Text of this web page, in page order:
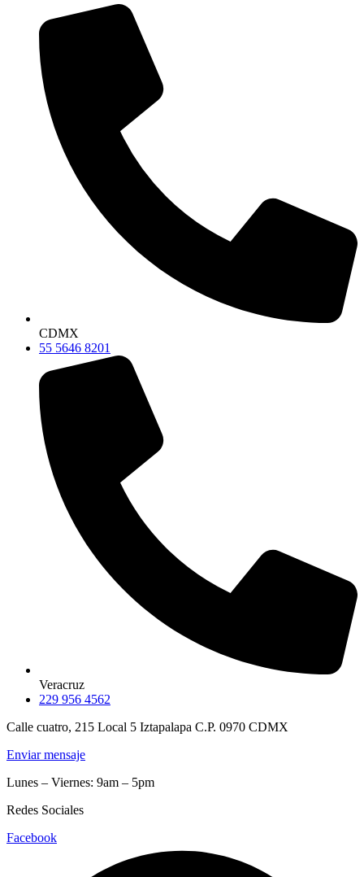
CDMX
55 5646 8201
Veracruz
229 956 4562
Calle cuatro, 215 Local 5 Iztapalapa C.P. 0970 CDMX
Enviar mensaje
Lunes – Viernes: 9am – 5pm
Redes Sociales
Facebook